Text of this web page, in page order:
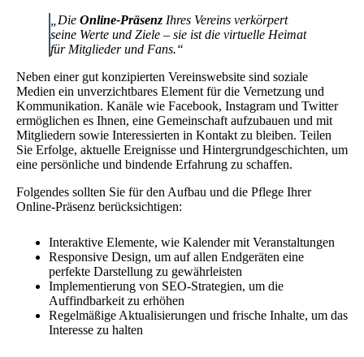
„Die Online-Präsenz Ihres Vereins verkörpert
seine Werte und Ziele – sie ist die virtuelle Heimat
für Mitglieder und Fans.“
Neben einer gut konzipierten Vereinswebsite sind soziale
Medien ein unverzichtbares Element für die Vernetzung und
Kommunikation. Kanäle wie Facebook, Instagram und Twitter
ermöglichen es Ihnen, eine Gemeinschaft aufzubauen und mit
Mitgliedern sowie Interessierten in Kontakt zu bleiben. Teilen
Sie Erfolge, aktuelle Ereignisse und Hintergrundgeschichten, um
eine persönliche und bindende Erfahrung zu schaffen.
Folgendes sollten Sie für den Aufbau und die Pflege Ihrer
Online-Präsenz berücksichtigen:
Interaktive Elemente, wie Kalender mit Veranstaltungen
Responsive Design, um auf allen Endgeräten eine
perfekte Darstellung zu gewährleisten
Implementierung von SEO-Strategien, um die
Auffindbarkeit zu erhöhen
Regelmäßige Aktualisierungen und frische Inhalte, um das
Interesse zu halten